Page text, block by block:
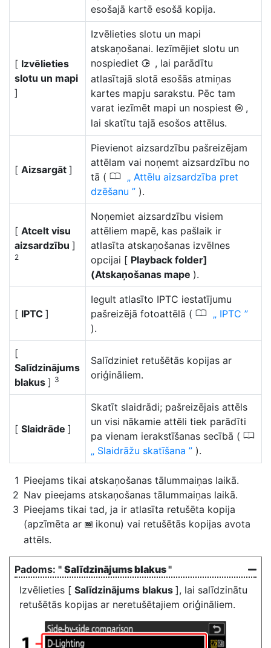
esošajā kartē esošā kopija.
[ Izvēlieties
slotu un mapi
]
Izvēlieties slotu un mapi
atskaņošanai. Iezīmējiet slotu un
nospiediet 2 , lai parādītu
atlasītajā slotā esošās atmiņas
kartes mapju sarakstu. Pēc tam
varat iezīmēt mapi un nospiest J ,
lai skatītu tajā esošos attēlus.
[ Aizsargāt ]
Pievienot aizsardzību pašreizējam
attēlam vai noņemt aizsardzību no
tā ( 0
Attēlu aizsardzība pret
dzēšanu
).
[ Atcelt visu
aizsardzību ]
2
Noņemiet aizsardzību visiem
attēliem mapē, kas pašlaik ir
atlasīta atskaņošanas izvēlnes
opcijai [ Playback folder]
(Atskaņošanas mape ).
[ IPTC ]
Iegult atlasīto IPTC iestatījumu
pašreizējā fotoattēlā ( 0
IPTC
).
[
Salīdzinājums
blakus ] 3
Salīdziniet retušētās kopijas ar
oriģināliem.
[ Slaidrāde ]
Skatīt slaidrādi; pašreizējais attēls
un visi nākamie attēli tiek parādīti
pa vienam ierakstīšanas secībā ( 0
Slaidrāžu skatīšana ).
Pieejams tikai atskaņošanas tālummaiņas laikā.
Nav pieejams atskaņošanas tālummaiņas laikā.
Pieejams tikai tad, ja ir atlasīta retušēta kopija
(apzīmēta ar p ikonu) vai retušētās kopijas avota
attēls.
" Salīdzinājums blakus"
Izvēlieties [ Salīdzinājums blakus ], lai salīdzinātu
retušētās kopijas ar neretušētajiem oriģināliem.